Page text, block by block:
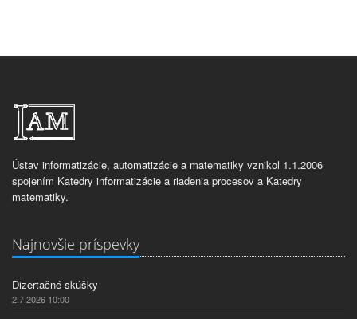
Ústav informatizácie, automatizácie a matematiky vznikol 1.1.2006
spojením Katedry informatizácie a riadenia procesov a Katedry
matematiky.
Najnovšie príspevky
Dizertačné skúšky
2.7.2026 10:00